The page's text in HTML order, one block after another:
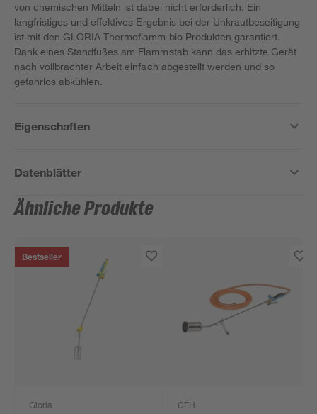
von chemischen Mitteln ist dabei nicht erforderlich. Ein
langfristiges und effektives Ergebnis bei der Unkrautbeseitigung
ist mit den GLORIA Thermoflamm bio Produkten garantiert.
Dank eines Standfußes am Flammstab kann das erhitzte Gerät
nach vollbrachter Arbeit einfach abgestellt werden und so
gefahrlos abkühlen.
Eigenschaften
Datenblätter
Ähnliche Produkte
Bestseller
Gloria CFH